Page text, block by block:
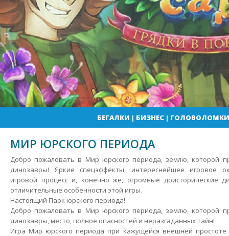
БЕГАЛКИ | БИЗНЕС| ГОЛОВОЛОМКИ
МИР ЮРСКОГО ПЕРИОДА
Добро пожаловать в Мир юрского периода, землю, которой
динозавры! Яркие спецэффекты, интереснейшее игровое
игровой процесс и, конечно же, огромные доисторические
отличительные особенности этой игры.
Настоящий Парк юрского периода!
Добро пожаловать в Мир юрского периода, землю, которой
динозавры, место, полное опасностей и неразгаданных тайн!
Игра Мир юрского периода при кажущейся внешней простоте